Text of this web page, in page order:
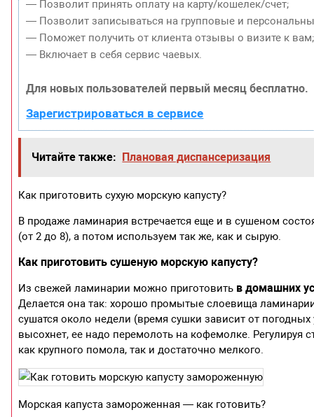
— Позволит принять оплату на карту/кошелек/счет;
— Позволит записываться на групповые и
— Поможет получить от клиента отзывы о визите к вам;
— Включает в себя сервис чаевых.
Для новых пользователей первый месяц бесплатно.
Зарегистрироваться в сервисе
Читайте также: Плановая диспансеризация
Как приготовить сухую морскую капусту?
В продаже ламинария встречается еще и в сушеном
(от 2 до 8), а потом используем так же, как и сырую.
Как приготовить сушеную морскую капусту?
Из свежей ламинарии можно приготовить в домашних
Делается она так: хорошо промытые слоевища
сушатся около недели (время сушки зависит от
высохнет, ее надо перемолоть на кофемолке.
как крупного помола, так и достаточно мелкого.
Морская капуста замороженная — как готовить?